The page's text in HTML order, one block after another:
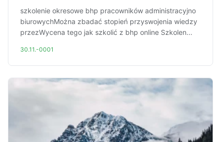
szkolenie okresowe bhp pracowników administracyjno
biurowychMożna zbadać stopień przyswojenia wiedzy
przezWycena tego jak szkolić z bhp online Szkolen...
30.11.-0001